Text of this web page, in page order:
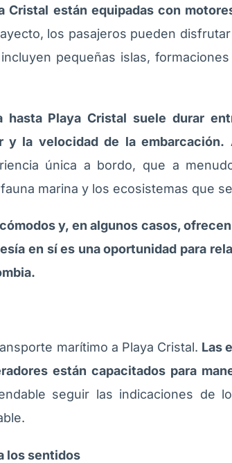
Cristal están equipadas con
los pasajeros pueden
pequeñas islas,
Playa Cristal suele durar
y la velocidad de la embarcación.
única a bordo, que a
marina y los ecosistemas que
y, en algunos casos,
en sí es una oportunidad para
marítimo a Playa Cristal. Las
están capacitados para
seguir las indicaciones de
los sentidos